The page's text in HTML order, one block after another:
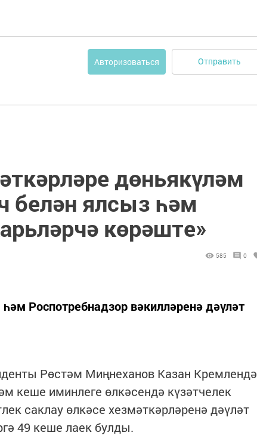
Авторизоваться Отправить
дөньякүләм
белән ялсыз һәм
көрәште»
585 0
Роспотребнадзор вәкилләренә дәүләт
Рөстәм Миңнеханов Казан Кремлендә
кеше иминлеге өлкәсендә күзәтчелек
саклау өлкәсе хезмәткәрләренә дәүләт
49 кеше лаек булды.